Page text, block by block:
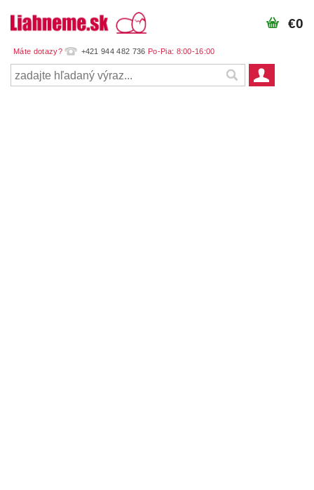
+421 944 482 736
€0